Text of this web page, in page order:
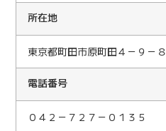
所在地
東京都町田市原町田４－９－８
電話番号
０４２－７２７－０１３５